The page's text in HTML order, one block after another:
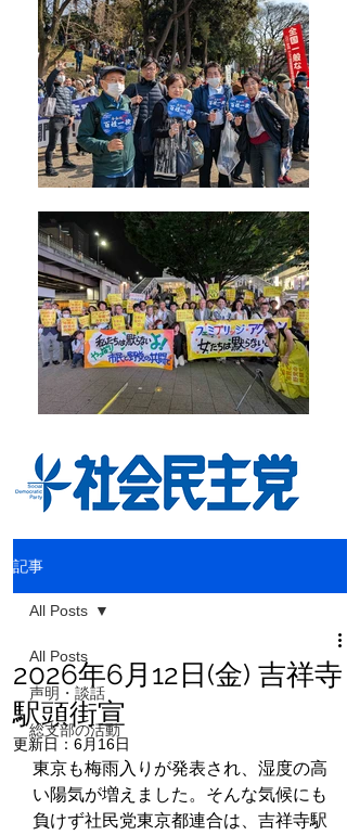
記事
All Posts
声明・談話
総支部の活動
All Posts
2026年6月12日(金) 吉祥寺
駅頭街宣
更新日： 6月16日
東京も梅雨入りが発表され、湿度の高
い陽気が増えました。そんな気候にも
負けず社民党東京都連合は、吉祥寺駅